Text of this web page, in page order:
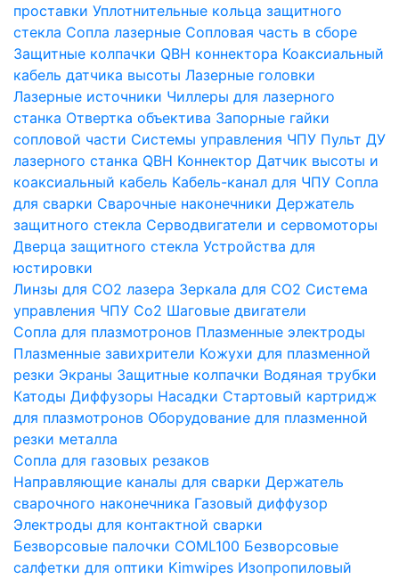
проставки Уплотнительные кольца защитного
стекла Сопла лазерные Сопловая часть в сборе
Защитные колпачки QBH коннектора Коаксиальный
кабель датчика высоты Лазерные головки
Лазерные источники Чиллеры для лазерного
станка Отвертка объектива Запорные гайки
сопловой части Системы управления ЧПУ Пульт ДУ
лазерного станка QBH Коннектор Датчик высоты и
коаксиальный кабель Кабель-канал для ЧПУ Сопла
для сварки Сварочные наконечники Держатель
защитного стекла Серводвигатели и сервомоторы
Дверца защитного стекла Устройства для
юстировки
Линзы для СО2 лазера Зеркала для СО2 Система
управления ЧПУ Co2 Шаговые двигатели
Сопла для плазмотронов Плазменные электроды
Плазменные завихрители Кожухи для плазменной
резки Экраны Защитные колпачки Водяная трубки
Катоды Диффузоры Насадки Стартовый картридж
для плазмотронов Оборудование для плазменной
резки металла
Сопла для газовых резаков
Направляющие каналы для сварки Держатель
сварочного наконечника Газовый диффузор
Электроды для контактной сварки
Безворсовые палочки COML100 Безворсовые
салфетки для оптики Kimwipes Изопропиловый